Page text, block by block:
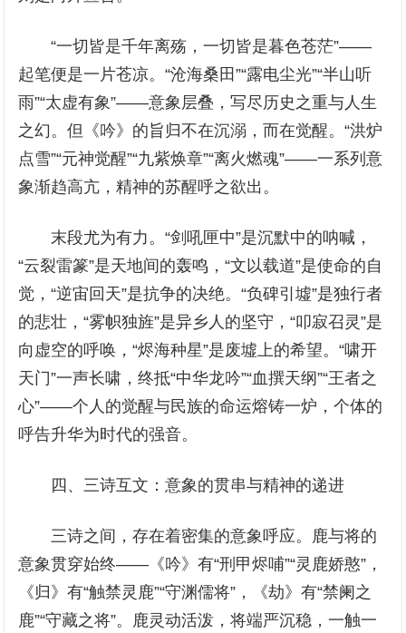
“一切皆是千年离殇，一切皆是暮色苍茫”——
起笔便是一片苍凉。“沧海桑田”“露电尘光”“半山听
雨”“太虚有象”——意象层叠，写尽历史之重与人生
之幻。但《吟》的旨归不在沉溺，而在觉醒。“洪炉
点雪”“元神觉醒”“九紫焕章”“离火燃魂”——一系列意
象渐趋高亢，精神的苏醒呼之欲出。
末段尤为有力。“剑吼匣中”是沉默中的呐喊，
“云裂雷篆”是天地间的轰鸣，“文以载道”是使命的自
觉，“逆宙回天”是抗争的决绝。“负碑引墟”是独行者
的悲壮，“雾帜独旌”是异乡人的坚守，“叩寂召灵”是
向虚空的呼唤，“烬海种星”是废墟上的希望。“啸开
天门”一声长啸，终抵“中华龙吟”“血撰天纲”“王者之
心”——个人的觉醒与民族的命运熔铸一炉，个体的
呼告升华为时代的强音。
四、三诗互文：意象的贯串与精神的递进
三诗之间，存在着密集的意象呼应。鹿与将的
意象贯穿始终——《吟》有“刑甲烬哺”“灵鹿娇憨”，
《归》有“触禁灵鹿”“守渊儒将”，《劫》有“禁阑之
鹿”“守藏之将”。鹿灵动活泼，将端严沉稳，一触一